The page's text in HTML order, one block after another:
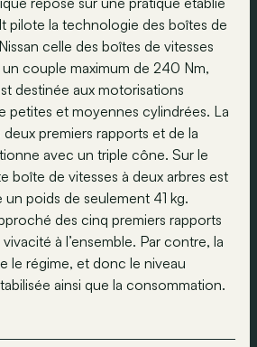
pilote la technologie des boîtes de
celle des boîtes de vitesses
couple maximum de 240 Nm,
destinée aux motorisations
petites et moyennes cylindrées. La
premiers rapports et de la
avec un triple cône. Sur le
boîte de vitesses à deux arbres est
poids de seulement 41 kg.
des cinq premiers rapports
à l’ensemble. Par contre, la
le régime, et donc le niveau
ainsi que la consommation.